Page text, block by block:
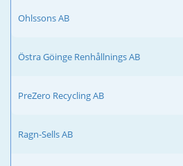
Ohlssons AB
Östra Göinge Renhållnings AB
PreZero Recycling AB
Ragn-Sells AB